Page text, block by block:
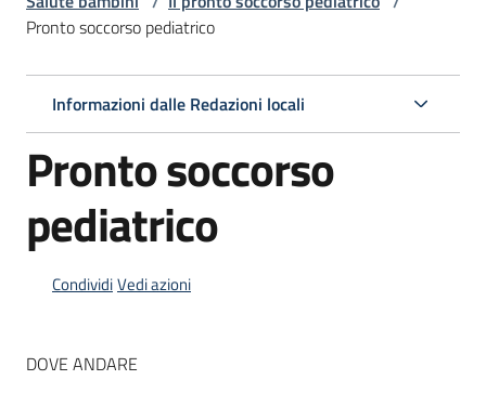
per
le
famiglie
Informazioni
Pronto soccorso pediatrico
Informazioni dalle Redazioni locali
Pronto soccorso
pediatrico
CondividiVedi azioni
DOVE ANDARE